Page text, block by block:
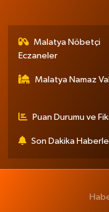
Malatya Nöbetçi
Eczaneler
Malatya Namaz
Puan Durumu ve
Son Dakika